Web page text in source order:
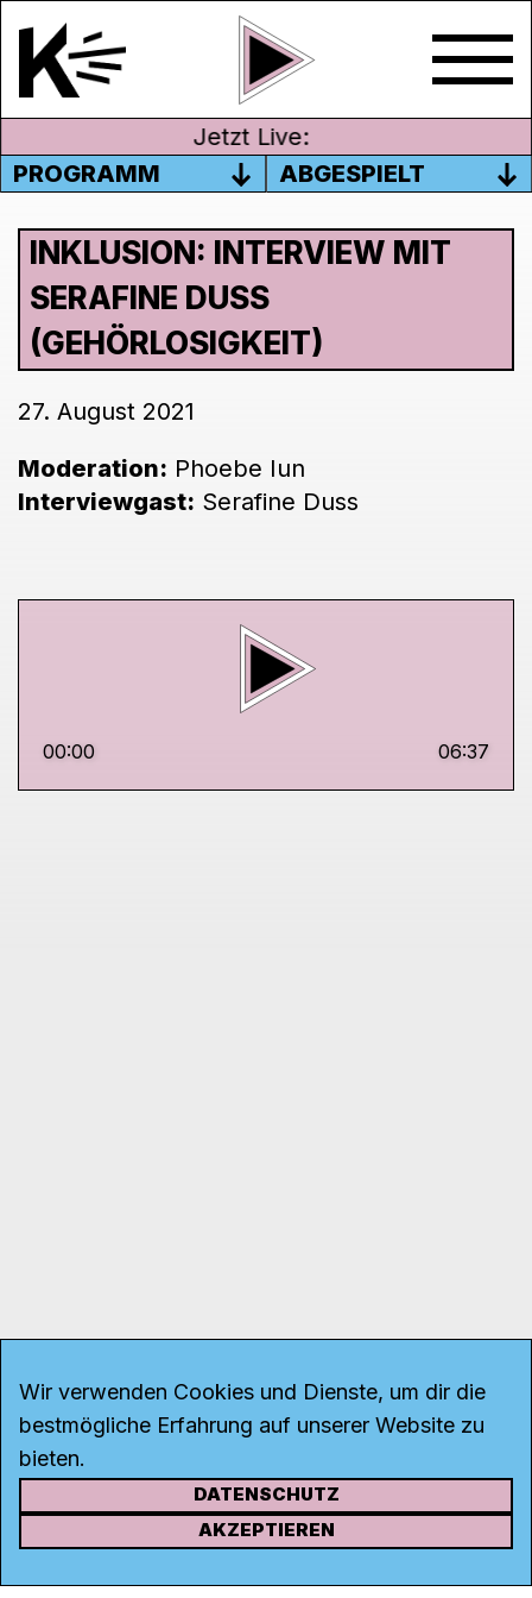
Jetzt Live:
PROGRAMM
ABGESPIELT
INKLUSION: INTERVIEW MIT
SERAFINE DUSS
(GEHÖRLOSIGKEIT)
27. August 2021
Moderation: Phoebe Iun
Interviewgast: Serafine Duss
00:00 06:37
KONTAKT
Wir verwenden Cookies und Dienste, um dir die
bestmögliche Erfahrung auf unserer Website zu
bieten.
DATENSCHUTZ
AKZEPTIEREN